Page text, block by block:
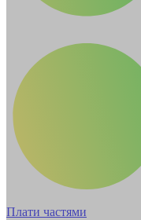
Плати частями